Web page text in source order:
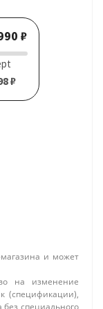
₽
₽
и может
на изменение
(спецификации),
без специального